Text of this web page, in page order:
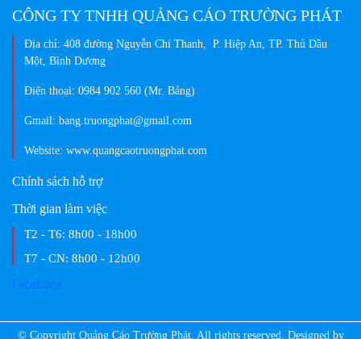
CÔNG TY TNHH QUẢNG CÁO TRƯỜNG PHÁT
Địa chỉ: 408 đường Nguyễn Chí Thanh, P. Hiệp An, TP. Thủ Dầu
Một, Bình Dương
Điện thoại: 0984 902 560 (Mr. Bảng)
Gmail: bang.truongphat@gmail.com
Website: www.quangcaotruongphat.com
Chính sách hỗ trợ
Thời gian làm việc
T2 - T6: 8h00 - 18h00
T7 - CN: 8h00 - 12h00
Facebook
© Copyright Quảng Cáo Trường Phát. All rights reserved. Designed by